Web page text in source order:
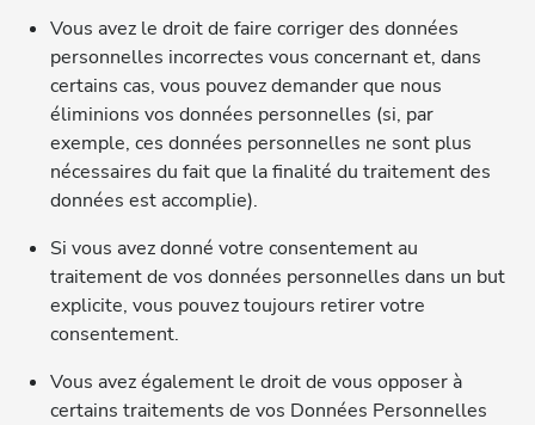
Vous avez le droit de faire corriger des données
personnelles incorrectes vous concernant et, dans
certains cas, vous pouvez demander que nous
éliminions vos données personnelles (si, par
exemple, ces données personnelles ne sont plus
nécessaires du fait que la finalité du traitement des
données est accomplie).
Si vous avez donné votre consentement au
traitement de vos données personnelles dans un but
explicite, vous pouvez toujours retirer votre
consentement.
Vous avez également le droit de vous opposer à
certains traitements de vos Données Personnelles